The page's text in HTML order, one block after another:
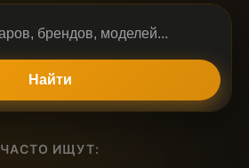
Найти
ЧАСТО ИЩУТ: